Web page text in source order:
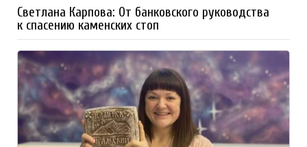
Светлана Карпова: От банковского руководства
к спасению каменских стоп